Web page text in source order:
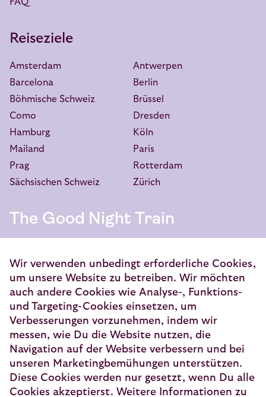
FAQ
Reiseziele
Amsterdam
Antwerpen
Barcelona
Berlin
Böhmische Schweiz
Brüssel
Como
Dresden
Hamburg
Köln
Mailand
Paris
Prag
Rotterdam
Sächsischen Schweiz
Zürich
The Good Night Train
Vondellaan 144
3521 GH Utrecht
info@europeansleeper.eu
KVK 86040472
© 2026 — European Sleeper Exploitatie B.V.
Wir verwenden unbedingt erforderliche Cookies,
um unsere Website zu betreiben. Wir möchten
auch andere Cookies wie Analyse-, Funktions-
und Targeting-Cookies einsetzen, um
Verbesserungen vorzunehmen, indem wir
messen, wie Du die Website nutzen, die
Navigation auf der Website verbessern und bei
unseren Marketingbemühungen unterstützen.
Diese Cookies werden nur gesetzt, wenn Du alle
Cookies akzeptierst. Weitere Informationen zu